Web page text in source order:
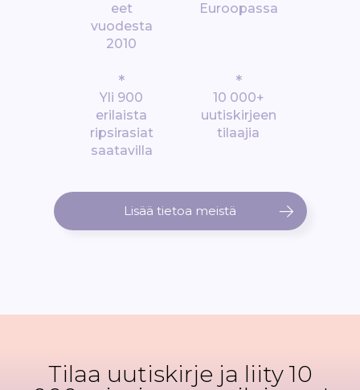
eet
vuodesta
2010
Euroopassa
*
Yli 900
erilaista
ripsirasiat
saatavilla
*
10 000+
uutiskirjeen
tilaajia
Lisää tietoa meistä
Tilaa uutiskirje ja liity 10